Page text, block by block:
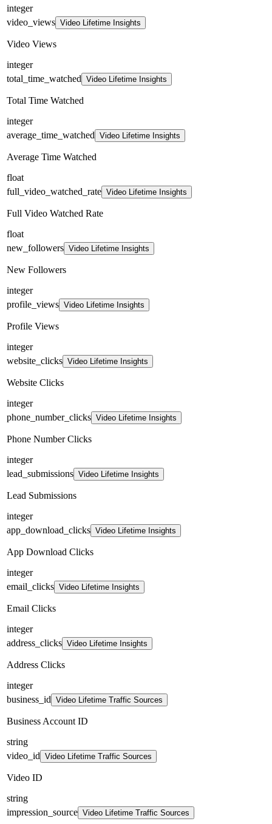
integer
video_views Video Lifetime Insights
Video Views
integer
total_time_watched Video Lifetime Insights
Total Time Watched
integer
average_time_watched Video Lifetime Insights
Average Time Watched
float
full_video_watched_rate Video Lifetime Insights
Full Video Watched Rate
float
new_followers Video Lifetime Insights
New Followers
integer
profile_views Video Lifetime Insights
Profile Views
integer
website_clicks Video Lifetime Insights
Website Clicks
integer
phone_number_clicks Video Lifetime Insights
Phone Number Clicks
integer
lead_submissions Video Lifetime Insights
Lead Submissions
integer
app_download_clicks Video Lifetime Insights
App Download Clicks
integer
email_clicks Video Lifetime Insights
Email Clicks
integer
address_clicks Video Lifetime Insights
Address Clicks
integer
business_id Video Lifetime Traffic Sources
Business Account ID
string
video_id Video Lifetime Traffic Sources
Video ID
string
impression_source Video Lifetime Traffic Sources